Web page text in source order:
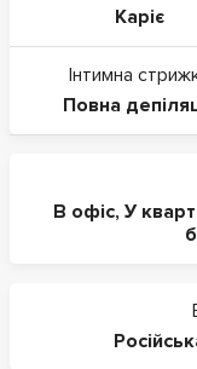
Каріє
Інтимна
Повна
В офіс, У